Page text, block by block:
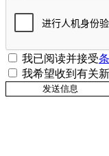
我已阅读并接受
我希望收到有关